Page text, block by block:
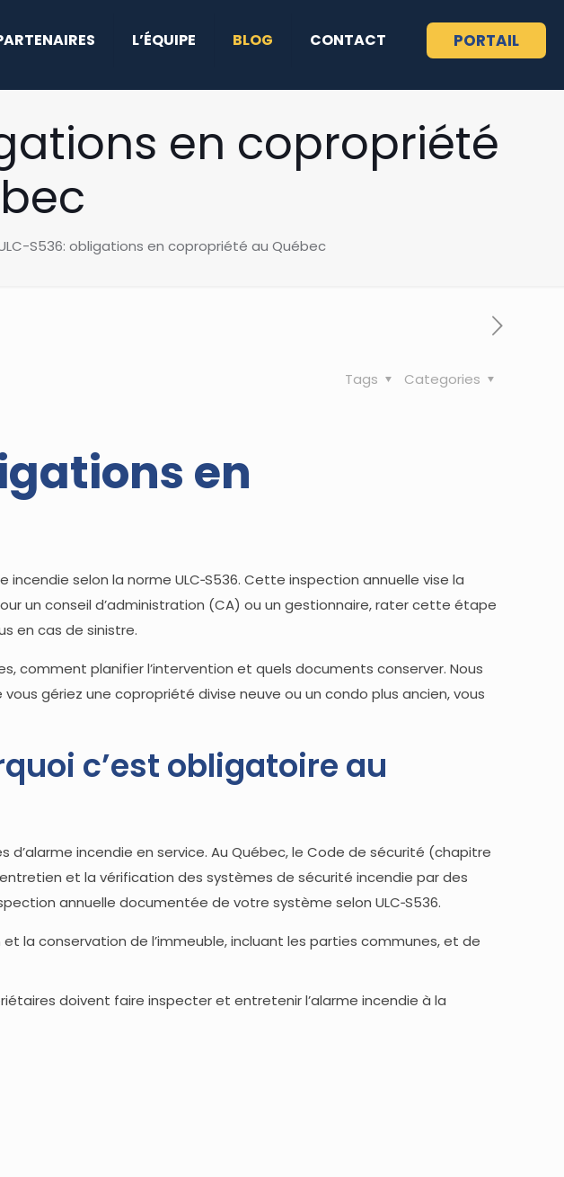
L’ÉQUIPE BLOG CONTACT PORTAIL
en copropriété
S536: obligations en copropriété au Québec
Categories
Tags
en
selon la norme ULC‑S536. Cette inspection annuelle vise la
un conseil d’administration (CA) ou un gestionnaire, rater cette étape
en cas de sinistre.
comment planifier l’intervention et quels documents conserver. Nous
vous gériez une copropriété divise neuve ou un condo plus ancien, vous
c’est obligatoire au
incendie en service. Au Québec, le Code de sécurité (chapitre
et la vérification des systèmes de sécurité incendie par des
annuelle documentée de votre système selon ULC‑S536.
la conservation de l’immeuble, incluant les parties communes, et de
doivent faire inspecter et entretenir l’alarme incendie à la